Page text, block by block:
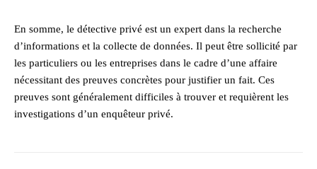
En somme, le détective privé est un expert dans la recherche
d’informations et la collecte de données. Il peut être sollicité par
les particuliers ou les entreprises dans le cadre d’une affaire
nécessitant des preuves concrètes pour justifier un fait. Ces
preuves sont généralement difficiles à trouver et requièrent les
investigations d’un enquêteur privé.